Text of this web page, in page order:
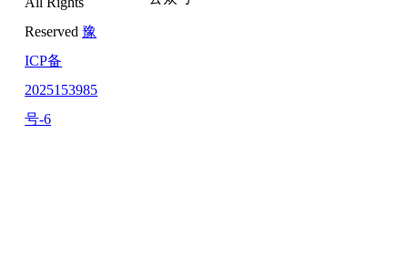
Reserved豫
ICP备
2025153985
号-6